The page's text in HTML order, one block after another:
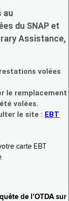
au
du SNAP et
Assistance,
volées
le remplacement
volées.
le site : EBT
carte EBT
de l’OTDA sur